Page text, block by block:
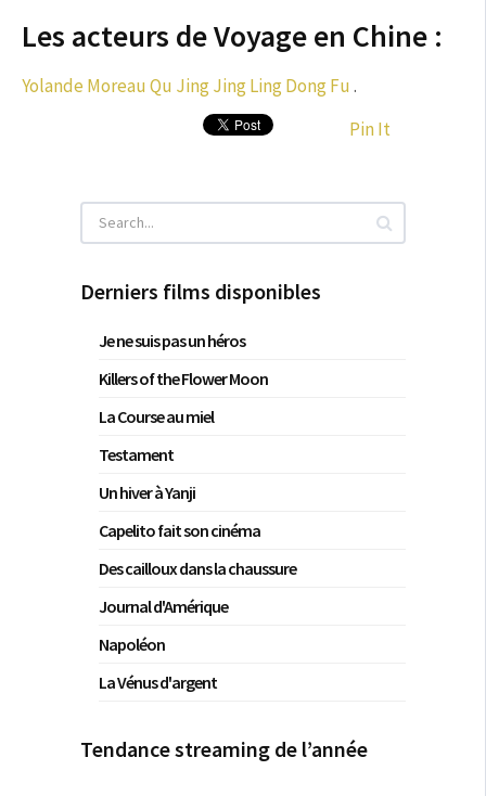
Les acteurs de Voyage en Chine :
Yolande MoreauQu Jing JingLing Dong Fu.
Pin It
Derniers films disponibles
Je ne suis pas un héros
Killers of the Flower Moon
La Course au miel
Testament
Un hiver à Yanji
Capelito fait son cinéma
Des cailloux dans la chaussure
Journal d'Amérique
Napoléon
La Vénus d'argent
Tendance streaming de l’année